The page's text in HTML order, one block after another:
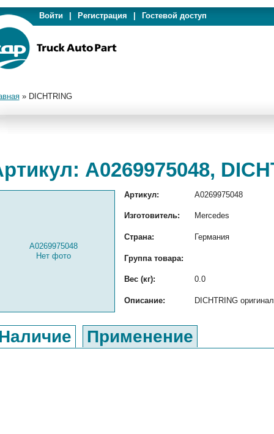
Войти Регистрация Гостевой доступ
» DICHTRING
A0269975048,
A0269975048
Нет фото
Артикул: A0269975048
Изготовитель: Mercedes
Страна: Германия
Группа товара:
Вес (кг): 0.0
Описание: DICHTRING
Применение